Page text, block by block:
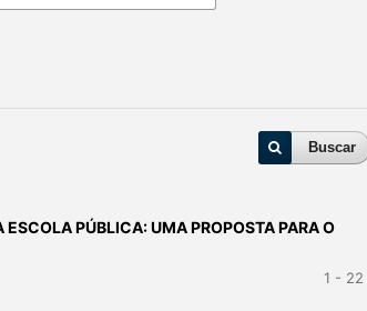
Buscar
PÚBLICA: UMA PROPOSTA PARA O
1 - 22